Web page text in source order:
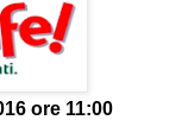
ore 11:00